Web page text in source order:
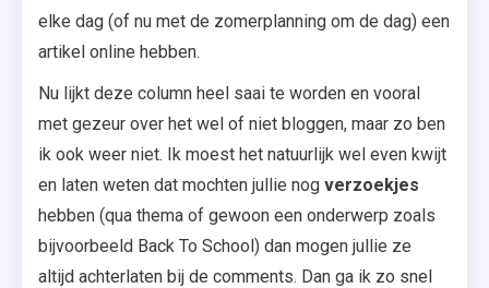
elke dag (of nu met de zomerplanning om de dag) een
artikel online hebben.
Nu lijkt deze column heel saai te worden en vooral
met gezeur over het wel of niet bloggen, maar zo ben
ik ook weer niet. Ik moest het natuurlijk wel even kwijt
en laten weten dat mochten jullie nog verzoekjes
hebben (qua thema of gewoon een onderwerp zoals
bijvoorbeeld Back To School) dan mogen jullie ze
altijd achterlaten bij de comments. Dan ga ik zo snel